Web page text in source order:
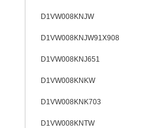
D1VW008KNJW
D1VW008KNJW91X908
D1VW008KNJ651
D1VW008KNKW
D1VW008KNK703
D1VW008KNTW